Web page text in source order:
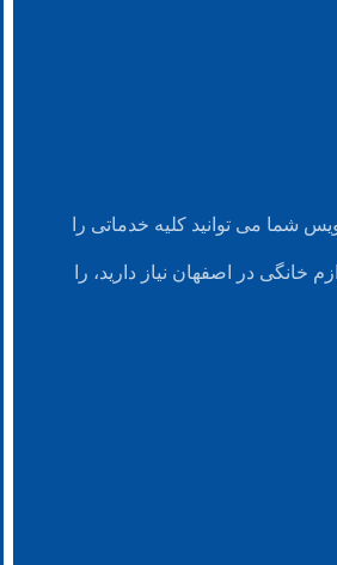
شما می توانید کلیه خدماتی را
خانگی در اصفهان نیاز دارید، را